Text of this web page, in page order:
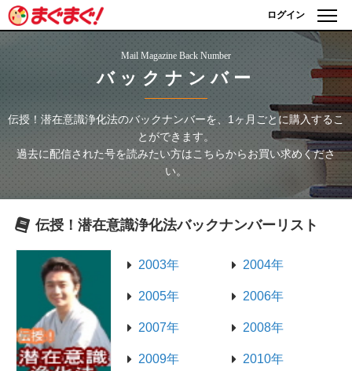
ログイン
Mail Magazine Back Number
バックナンバー
伝授！潜在意識浄化法のバックナンバーを、1ヶ月ごとに購入するこ
とができます。
過去に配信された号を読みたい方はこちらからお買い求めくださ
い。
伝授！潜在意識浄化法バックナンバーリスト
2003年 2004年
2005年 2006年
2007年 2008年
2009年 2010年